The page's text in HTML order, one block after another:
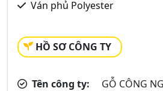
Ván phủ Polyester
HỒ SƠ CÔNG TY
Tên công ty:
GỖ CÔNG